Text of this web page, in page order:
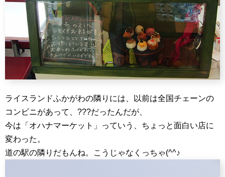
ライスランドふかがわの隣りには、以前は全国チェーンの
コンビニがあって、???だったんだが、
今は「オハナマーケット」っていう、ちょっと面白い店に
変わった。
道の駅の隣りだもんね。こうじゃなくっちゃ(^^♪